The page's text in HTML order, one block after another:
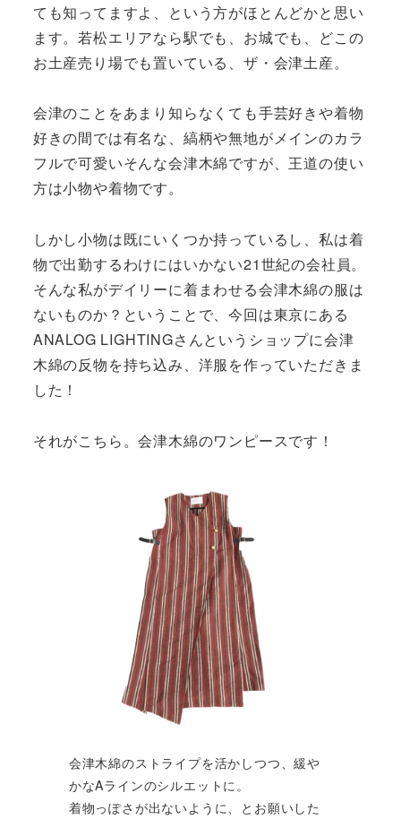
ても知ってますよ、という方がほとんどかと思い
ます。若松エリアなら駅でも、お城でも、どこの
お土産売り場でも置いている、ザ・会津土産。
会津のことをあまり知らなくても手芸好きや着物
好きの間では有名な、縞柄や無地がメインのカラ
フルで可愛いそんな会津木綿ですが、王道の使い
方は小物や着物です。
しかし小物は既にいくつか持っているし、私は着
物で出勤するわけにはいかない21世紀の会社員。
そんな私がデイリーに着まわせる会津木綿の服は
ないものか？ということで、今回は東京にある
ANALOG LIGHTINGさんというショップに会津
木綿の反物を持ち込み、洋服を作っていただきま
した！
それがこちら。会津木綿のワンピースです！
会津木綿のストライプを活かしつつ、緩や
かなAラインのシルエットに。
着物っぽさが出ないように、とお願いした